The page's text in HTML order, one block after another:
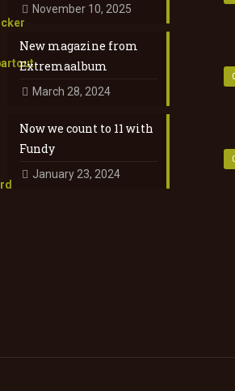
November 10, 2025
New magazine from
Extremaalbum
March 28, 2024
Now we count to 11 with
Fundy
January 23, 2024